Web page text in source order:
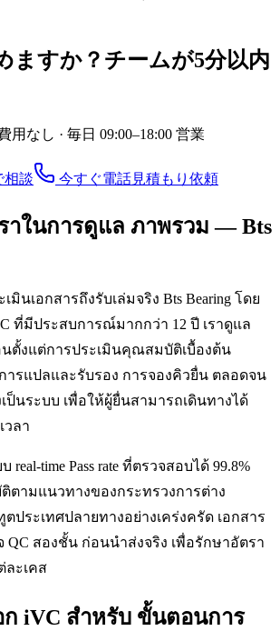
ますか？チームが5分以内
用なし · 毎日 09:00–18:00 営業
相談 今すぐ電話見積もり依頼
าในการดูแล ภาพรวม — Bts
นเอกสารถึงรับเล่มจริง Bts Bearing โดย
ที่มีประสบการณ์มากกว่า 12 ปี เราดูแล
ตั้งแต่การประเมินคุณสมบัติเบื้องต้น
ารแปลและรับรอง การจองคิวยื่น ตลอดจน
ป็นระบบ เพื่อให้ผู้ยื่นสามารถเดินทางได้
วลา
time Pass rate ที่ตรวจสอบได้ 99.8%
ตามแนวทางของกระทรวงการต่าง
ประเทศปลายทางอย่างเคร่งครัด เอกสาร
QC สองชั้น ก่อนนำส่งจริง เพื่อรักษาอัตรา
ละเคส
ก iVC สำหรับ ขั้นตอนการ